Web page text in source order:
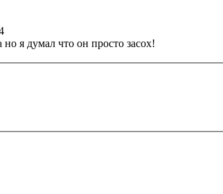
я думал что он просто засох!